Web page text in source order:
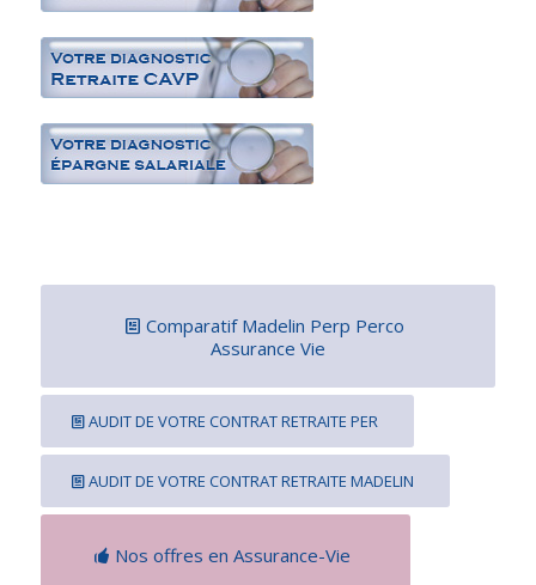
Comparatif Madelin Perp Perco
Assurance Vie
AUDIT DE VOTRE CONTRAT RETRAITE PER
AUDIT DE VOTRE CONTRAT RETRAITE MADELIN
Nos offres en Assurance-Vie